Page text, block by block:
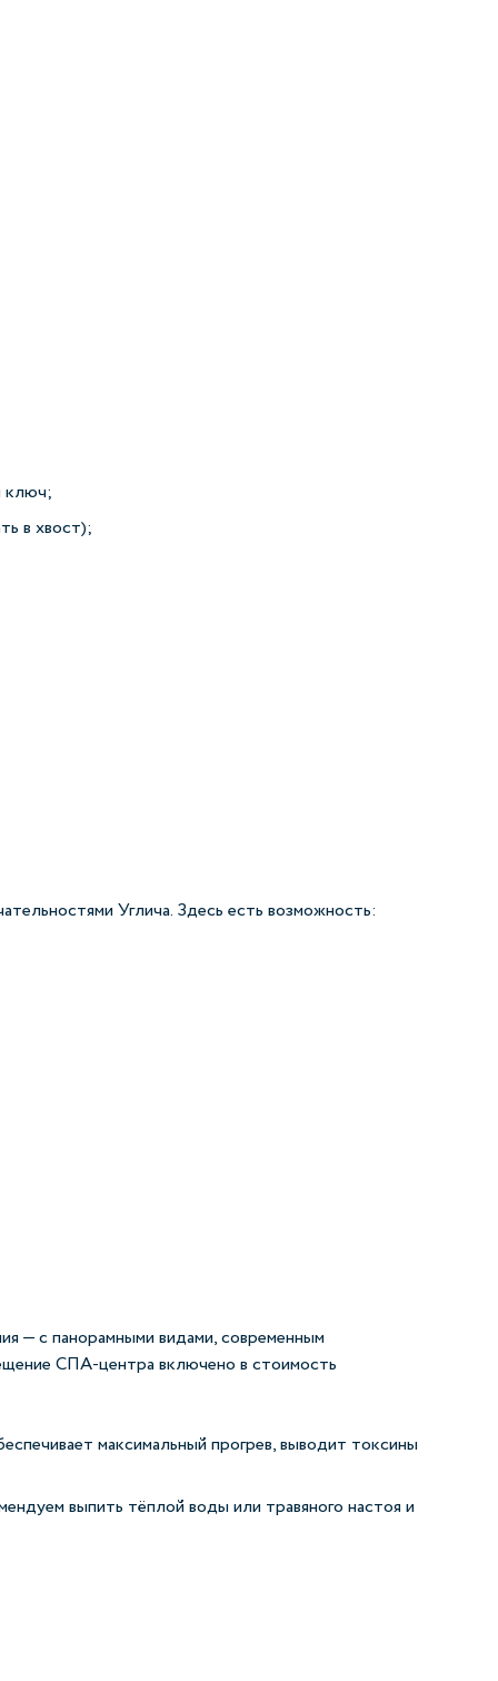
ключ;
в хвост);
Углича. Здесь есть возможность:
— с панорамными видами, современным
СПА‑центра включено в стоимость
максимальный прогрев, выводит токсины
выпить тёплой воды или травяного настоя и